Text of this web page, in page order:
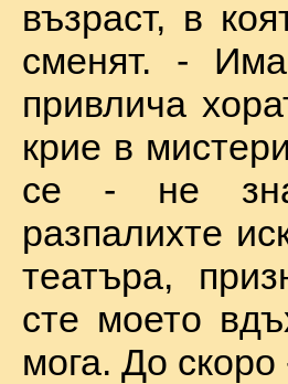
възраст, в
сменят. -
привлича
крие в
се - не
разпалихте
театъра,
сте моето
мога. До